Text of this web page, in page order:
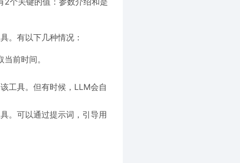
。有以下几种情况：
前时间。
工具。但有时候，LLM会自
。可以通过提示词，引导用